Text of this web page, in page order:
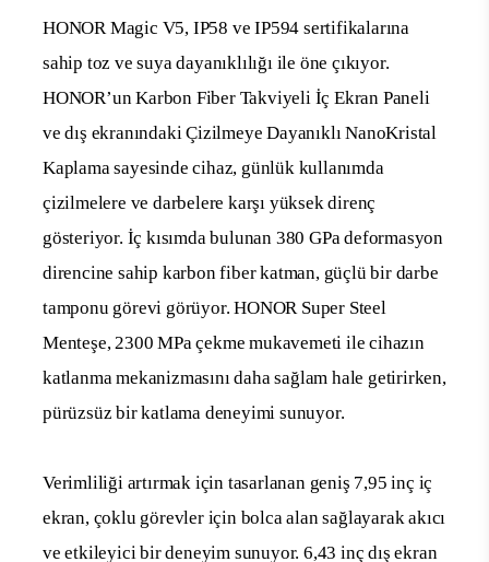
HONOR Magic V5, IP58 ve IP594 sertifikalarına
sahip toz ve suya dayanıklılığı ile öne çıkıyor.
HONOR’un Karbon Fiber Takviyeli İç Ekran Paneli
ve dış ekranındaki Çizilmeye Dayanıklı NanoKristal
Kaplama sayesinde cihaz, günlük kullanımda
çizilmelere ve darbelere karşı yüksek direnç
gösteriyor. İç kısımda bulunan 380 GPa deformasyon
direncine sahip karbon fiber katman, güçlü bir darbe
tamponu görevi görüyor. HONOR Super Steel
Menteşe, 2300 MPa çekme mukavemeti ile cihazın
katlanma mekanizmasını daha sağlam hale getirirken,
pürüzsüz bir katlama deneyimi sunuyor.
Verimliliği artırmak için tasarlanan geniş 7,95 inç iç
ekran, çoklu görevler için bolca alan sağlayarak akıcı
ve etkileyici bir deneyim sunuyor. 6,43 inç dış ekran